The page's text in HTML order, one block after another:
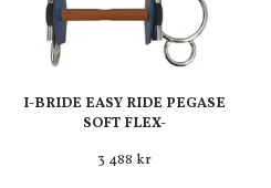
I-BRIDE EASY RIDE PEGASE
SOFT FLEX-
3 488 kr